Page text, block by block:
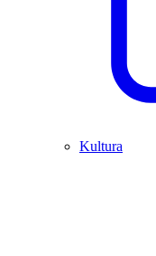
Kultura